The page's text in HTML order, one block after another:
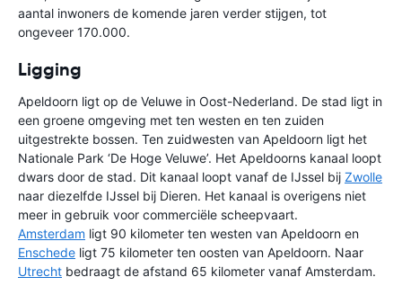
aantal inwoners de komende jaren verder stijgen, tot
ongeveer 170.000.
Ligging
Apeldoorn ligt op de Veluwe in Oost-Nederland. De stad ligt in
een groene omgeving met ten westen en ten zuiden
uitgestrekte bossen. Ten zuidwesten van Apeldoorn ligt het
Nationale Park ‘De Hoge Veluwe’. Het Apeldoorns kanaal loopt
dwars door de stad. Dit kanaal loopt vanaf de IJssel bij Zwolle
naar diezelfde IJssel bij Dieren. Het kanaal is overigens niet
meer in gebruik voor commerciële scheepvaart.
Amsterdam ligt 90 kilometer ten westen van Apeldoorn en
Enschede ligt 75 kilometer ten oosten van Apeldoorn. Naar
Utrecht bedraagt de afstand 65 kilometer vanaf Amsterdam.